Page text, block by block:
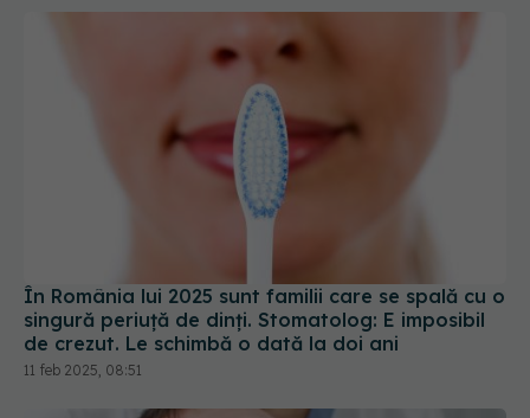
de crezut. Le schimbă o dată la doi ani
11 feb 2025, 08:51